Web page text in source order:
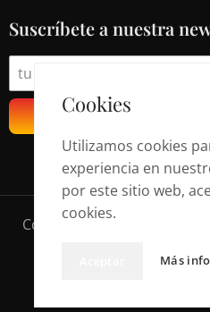
Suscríbete a nuestra
Copyright © 2024 •
Cookies
Utilizamos cookies
experiencia en
por este sitio web,
cookies.
Más